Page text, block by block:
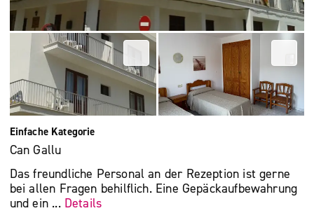
Einfache Kategorie
Can Gallu
Das freundliche Personal an der Rezeption ist gerne
bei allen Fragen behilflich. Eine Gepäckaufbewahrung
und ein ... Details